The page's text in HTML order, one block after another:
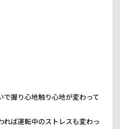
で握り心地触り心地が変わって
れば運転中のストレスも変わっ